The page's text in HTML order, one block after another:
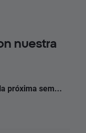
nuestra
próxima sem...